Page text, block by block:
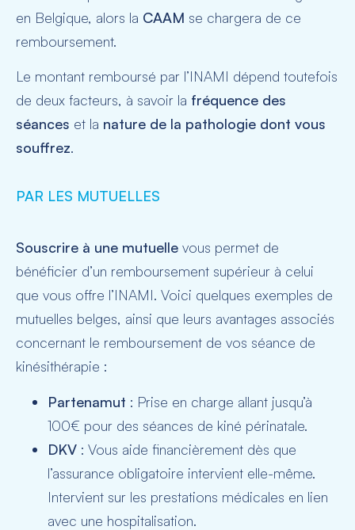
en Belgique, alors la CAAM se chargera de ce
remboursement.
Le montant remboursé par l’INAMI dépend toutefois
de deux facteurs, à savoir la fréquence des
séances et la nature de la pathologie dont vous
souffrez.
PAR LES MUTUELLES
Souscrire à une mutuelle vous permet de
bénéficier d’un remboursement supérieur à celui
que vous offre l’INAMI. Voici quelques exemples de
mutuelles belges, ainsi que leurs avantages associés
concernant le remboursement de vos séance de
kinésithérapie :
Partenamut : Prise en charge allant jusqu’à
100€ pour des séances de kiné périnatale.
DKV : Vous aide financièrement dès que
l’assurance obligatoire intervient elle-même.
Intervient sur les prestations médicales en lien
avec une hospitalisation.